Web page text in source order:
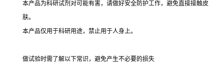
本产品为科研试剂对可能有害，请做好安全防护工作，避免直接接触皮
肤。
本产品仅用于科研用途，禁止用于人身上。
做试验时需了解以下常识，避免产生不必要的损失